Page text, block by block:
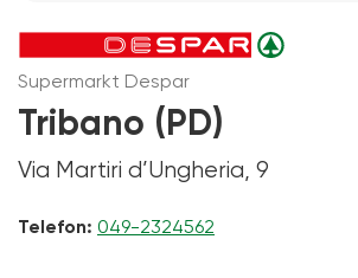
Supermarkt Despar
Tribano (PD)
Via Martiri d’Ungheria, 9
Telefon: 049-2324562